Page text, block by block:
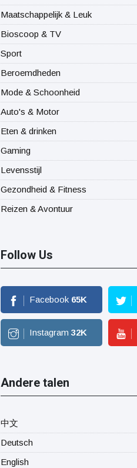
Maatschappelijk & Leuk
Bioscoop & TV
Sport
Beroemdheden
Mode & Schoonheid
Auto's & Motor
Eten & drinken
Gaming
Levensstijl
Gezondheid & Fitness
Reizen & Avontuur
Follow Us
Facebook 65K
Instagram 32K
Andere talen
中文
Deutsch
English